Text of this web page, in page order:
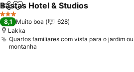
PartilharAdicionar aos favoritos
Bastas Hotel & Studios
3 Estrelas
8,1 Muito boa
628
Lakka
Quartos familiares com vista para o jardim ou
montanha